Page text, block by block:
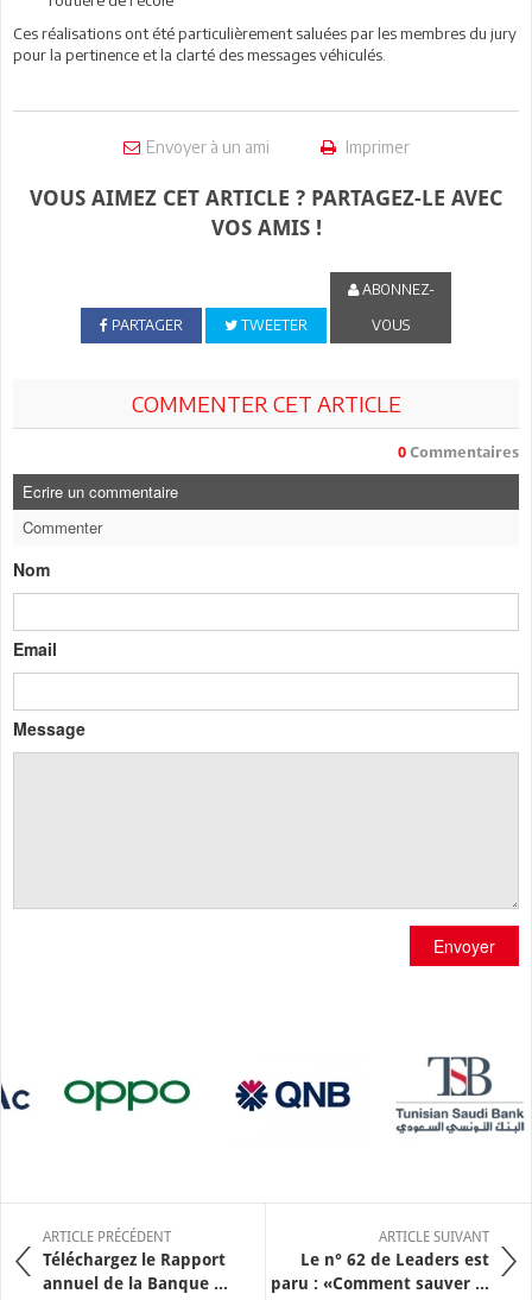
Ces réalisations ont été particulièrement saluées par les membres du jury
pour la pertinence et la clarté des messages véhiculés.
Envoyer à un ami Imprimer
VOUS AIMEZ CET ARTICLE ? PARTAGEZ-LE AVEC
VOS AMIS !
PARTAGER TWEETER
ABONNEZ-
VOUS
COMMENTER CET ARTICLE
0 Commentaires
Ecrire un commentaire
Commenter
Nom
Email
Message
Envoyer
ARTICLE PRÉCÉDENT
Téléchargez le Rapport
annuel de la Banque ...
ARTICLE SUIVANT
Le n° 62 de Leaders est
paru : «Comment sauver ...